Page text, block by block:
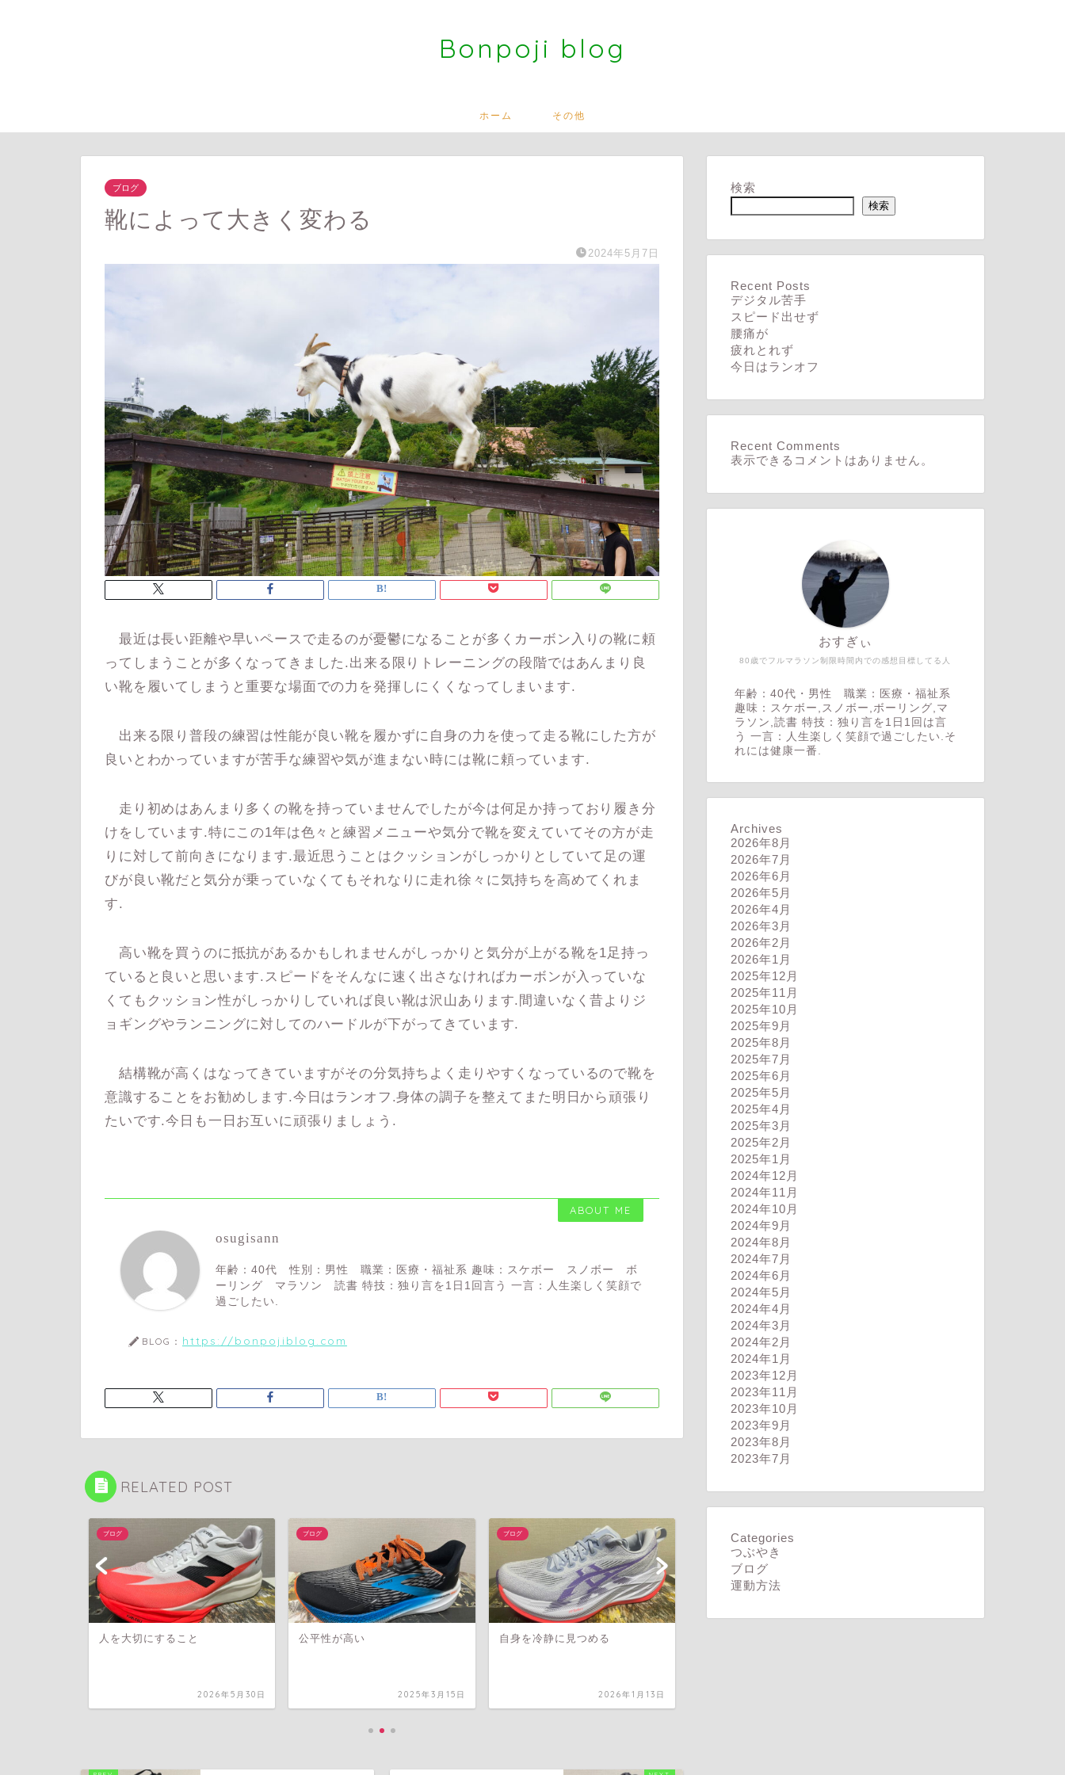
Bonpoji blog
ホーム その他
ブログ
靴によって大きく変わる
2024年5月7日
最近は長い距離や早いペースで走るのが憂鬱になることが多くカーボン入りの靴に頼
ってしまうことが多くなってきました.出来る限りトレーニングの段階ではあんまり良
い靴を履いてしまうと重要な場面での力を発揮しにくくなってしまいます.
出来る限り普段の練習は性能が良い靴を履かずに自身の力を使って走る靴にした方が
良いとわかっていますが苦手な練習や気が進まない時には靴に頼っています.
走り初めはあんまり多くの靴を持っていませんでしたが今は何足か持っており履き分
けをしています.特にこの1年は色々と練習メニューや気分で靴を変えていてその方が走
りに対して前向きになります.最近思うことはクッションがしっかりとしていて足の運
びが良い靴だと気分が乗っていなくてもそれなりに走れ徐々に気持ちを高めてくれま
す.
高い靴を買うのに抵抗があるかもしれませんがしっかりと気分が上がる靴を1足持っ
ていると良いと思います.スピードをそんなに速く出さなければカーボンが入っていな
くてもクッション性がしっかりしていれば良い靴は沢山あります.間違いなく昔よりジ
ョギングやランニングに対してのハードルが下がってきています.
結構靴が高くはなってきていますがその分気持ちよく走りやすくなっているので靴を
意識することをお勧めします.今日はランオフ.身体の調子を整えてまた明日から頑張り
たいです.今日も一日お互いに頑張りましょう.
ABOUT ME
osugisann
年齢：40代 性別：男性 職業：医療・福祉系 趣味：スケボー スノボー ボ
ーリング マラソン 読書 特技：独り言を1日1回言う 一言：人生楽しく笑顔で
過ごしたい.
BLOG： https://bonpojiblog.com
RELATED POST
ブログ
人を大切にすること
2026年5月30日
ブログ
公平性が高い
2025年3月15日
ブログ
自身を冷静に見つめる
2026年1月13日
検索
検索
Recent Posts
デジタル苦手
スピード出せず
腰痛が
疲れとれず
今日はランオフ
Recent Comments
表示できるコメントはありません。
80歳でフルマラソン制限時間内での感想目標してる人
おすぎぃ
年齢：40代・男性 職業：医療・福祉系
趣味：スケボー,スノボー,ボーリング,マ
ラソン,読書 特技：独り言を1日1回は言
う 一言：人生楽しく笑顔で過ごしたい.そ
れには健康一番.
Archives
2026年8月
2026年7月
2026年6月
2026年5月
2026年4月
2026年3月
2026年2月
2026年1月
2025年12月
2025年11月
2025年10月
2025年9月
2025年8月
2025年7月
2025年6月
2025年5月
2025年4月
2025年3月
2025年2月
2025年1月
2024年12月
2024年11月
2024年10月
2024年9月
2024年8月
2024年7月
2024年6月
2024年5月
2024年4月
2024年3月
2024年2月
2024年1月
2023年12月
2023年11月
2023年10月
2023年9月
2023年8月
2023年7月
Categories
つぶやき
ブログ
運動方法